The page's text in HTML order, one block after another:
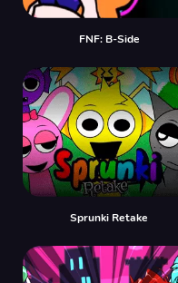
FNF: B-Side
Sprunki Retake